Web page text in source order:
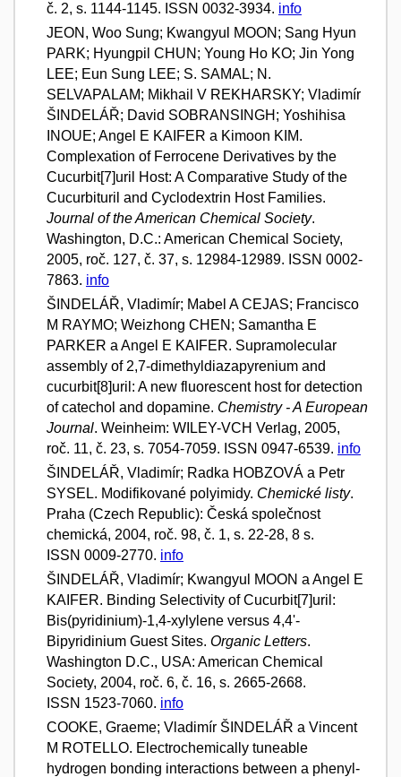
č. 2, s. 1144-1145. ISSN 0032-3934. info
JEON, Woo Sung; Kwangyul MOON; Sang Hyun
PARK; Hyungpil CHUN; Young Ho KO; Jin Yong
LEE; Eun Sung LEE; S. SAMAL; N.
SELVAPALAM; Mikhail V REKHARSKY; Vladimír
ŠINDELÁŘ; David SOBRANSINGH; Yoshihisa
INOUE; Angel E KAIFER a Kimoon KIM.
Complexation of Ferrocene Derivatives by the
Cucurbit[7]uril Host: A Comparative Study of the
Cucurbituril and Cyclodextrin Host Families.
Journal of the American Chemical Society.
Washington, D.C.: American Chemical Society,
2005, roč. 127, č. 37, s. 12984-12989. ISSN 0002-
7863. info
ŠINDELÁŘ, Vladimír; Mabel A CEJAS; Francisco
M RAYMO; Weizhong CHEN; Samantha E
PARKER a Angel E KAIFER. Supramolecular
assembly of 2,7-dimethyldiazapyrenium and
cucurbit[8]uril: A new fluorescent host for detection
of catechol and dopamine. Chemistry - A European
Journal. Weinheim: WILEY-VCH Verlag, 2005,
roč. 11, č. 23, s. 7054-7059. ISSN 0947-6539. info
ŠINDELÁŘ, Vladimír; Radka HOBZOVÁ a Petr
SYSEL. Modifikované polyimidy. Chemické listy.
Praha (Czech Republic): Česká společnost
chemická, 2004, roč. 98, č. 1, s. 22-28, 8 s.
ISSN 0009-2770. info
ŠINDELÁŘ, Vladimír; Kwangyul MOON a Angel E
KAIFER. Binding Selectivity of Cucurbit[7]uril:
Bis(pyridinium)-1,4-xylylene versus 4,4'-
Bipyridinium Guest Sites. Organic Letters.
Washington D.C., USA: American Chemical
Society, 2004, roč. 6, č. 16, s. 2665-2668.
ISSN 1523-7060. info
COOKE, Graeme; Vladimír ŠINDELÁŘ a Vincent
M ROTELLO. Electrochemically tuneable
hydrogen bonding interactions between a phenyl-